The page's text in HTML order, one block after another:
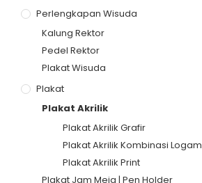
Perlengkapan Wisuda
Kalung Rektor
Pedel Rektor
Plakat Wisuda
Plakat
Plakat Akrilik
Plakat Akrilik Grafir
Plakat Akrilik Kombinasi Logam
Plakat Akrilik Print
Plakat Jam Meja | Pen Holder